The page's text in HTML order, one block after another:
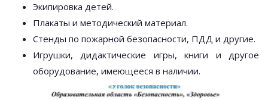
Экипировка детей.
Плакаты и методический материал.
Стенды по пожарной безопасности, ПДД и другие.
Игрушки, дидактические игры, книги и другое
оборудование, имеющееся в наличии.